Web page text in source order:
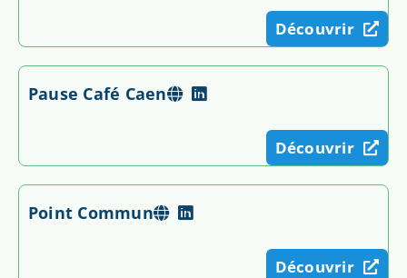
Découvrir
Pause Café Caen
Découvrir
Point Commun
Découvrir